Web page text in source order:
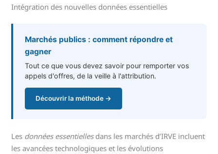
Intégration des nouvelles données essentielles
Marchés publics : comment répondre et
gagner
Tout ce que vous devez savoir pour remporter vos
appels d'offres, de la veille à l'attribution.
Découvrir la méthode →
Les données essentiellesdans les marchés d’IRVE incluent
les avancées technologiques et les évolutions